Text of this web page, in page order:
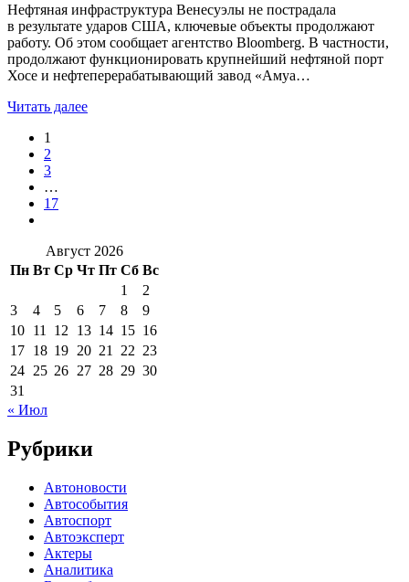
Нефтяная инфраструктура Венесуэлы не пострадала
в результате ударов США, ключевые объекты продолжают
работу. Об этом сообщает агентство Bloomberg. В частности,
продолжают функционировать крупнейший нефтяной порт
Хосе и нефтеперерабатывающий завод «Амуа…
Читать далее
1
2
3
…
17
Август 2026
Пн Вт Ср Чт Пт Сб Вс
1
2
3
4 5 6 7 8
9
10 11 12 13 14 15 16
17 18 19 20 21 22 23
24 25 26 27 28 29 30
31
« Июл
Рубрики
Автоновости
Автособытия
Автоспорт
Автоэксперт
Актеры
Аналитика